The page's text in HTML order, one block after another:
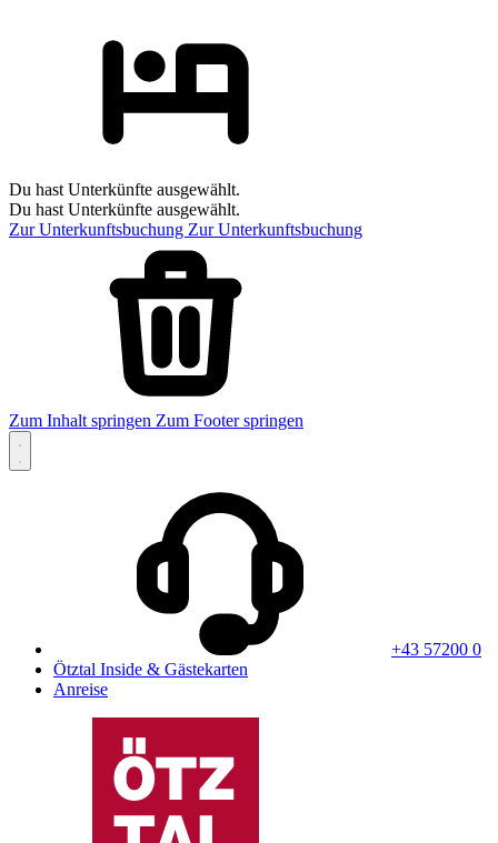
Du hast Unterkünfte ausgewählt.
Du hast Unterkünfte ausgewählt.
Zur Unterkunftsbuchung Zur Unterkunftsbuchung
Zum Inhalt springen Zum Footer springen
+43 57200 0
Ötztal Inside & Gästekarten
Anreise